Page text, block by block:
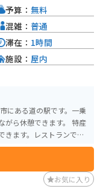
にある道の駅です。一乗
休憩できます。 特産
きます。レストランで
が味わえます。 バイ
られます。また、道の
東尋坊など、観光スポッ
感じながら、ツーリング
予算： 無料
混雑： 普通
滞在： 1時間
施設： 屋内
お気に入り